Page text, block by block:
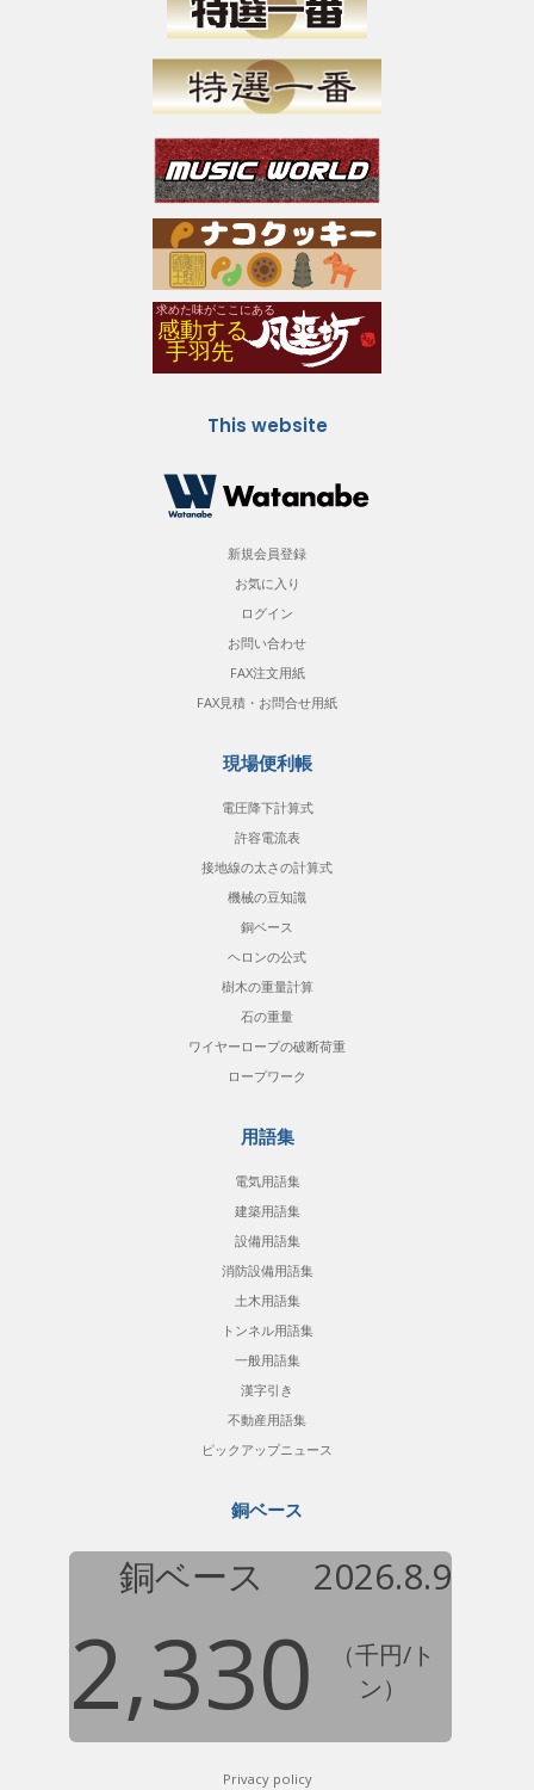
This website
新規会員登録
お気に入り
ログイン
お問い合わせ
FAX注文用紙
FAX見積・お問合せ用紙
現場便利帳
電圧降下計算式
許容電流表
接地線の太さの計算式
機械の豆知識
銅ベース
ヘロンの公式
樹木の重量計算
石の重量
ワイヤーロープの破断荷重
ロープワーク
用語集
電気用語集
建築用語集
設備用語集
消防設備用語集
土木用語集
トンネル用語集
一般用語集
漢字引き
不動産用語集
ピックアップニュース
銅ベース
銅ベース 2026.8.9
2,330
（千円/ト
ン）
Privacy policy